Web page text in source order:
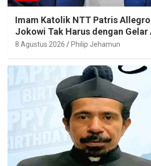
Imam Katolik NTT Patris
Jokowi Tak Harus dengan Gelar
8 Agustus 2026 Philip Jehamun